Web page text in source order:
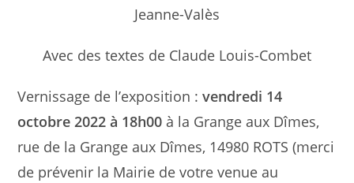
Jeanne-Valès
Avec des textes de Claude Louis-Combet
Vernissage de l’exposition :vendredi 14
octobre 2022 à 18h00 à la Grange aux Dîmes,
rue de la Grange aux Dîmes, 14980 ROTS (merci
de prévenir la Mairie de votre venue au